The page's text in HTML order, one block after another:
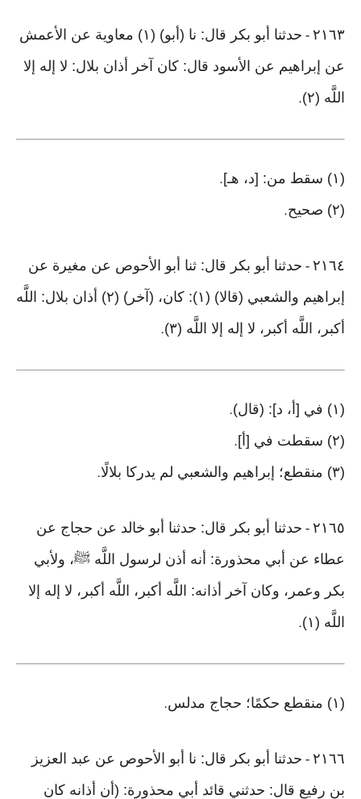
٢١٦٣ -
حدثنا أبو بكر قال: نا (أبو) (١) معاوية عن الأعمش
عن إبراهيم عن الأسود قال: كان آخر أذان بلال: لا إله إلا
اللَّه (٢)
.
(١) سقط من: [د، هـ] .
(٢) صحيح .
٢١٦٤ - حدثنا أبو بكر قال: ثنا أبو الأحوص عن مغيرة عن
إبراهيم والشعبي (قالا) (١): كان، (آخر) (٢) أذان بلال: اللَّه
أكبر، اللَّه أكبر، لا إله إلا اللَّه (٣)
.
(١) في [أ، د]: (قال) .
(٢) سقطت في [أ] .
(٣) منقطع؛ إبراهيم والشعبي لم يدركا بلالًا .
٢١٦٥ - حدثنا أبو بكر قال: حدثنا أبو خالد عن حجاج عن
عطاء عن أبي محذورة: أنه أذن لرسول اللَّه ﷺ، ولأبي
بكر وعمر، وكان آخر أذانه: اللَّه أكبر، اللَّه أكبر، لا إله إلا
اللَّه (١)
.
(١) منقطع حكمًا؛ حجاج مدلس .
٢١٦٦ - حدثنا أبو بكر قال: نا أبو الأحوص عن عبد العزيز
بن رفيع قال: حدثني قائد أبي محذورة: (أن أذانه كان